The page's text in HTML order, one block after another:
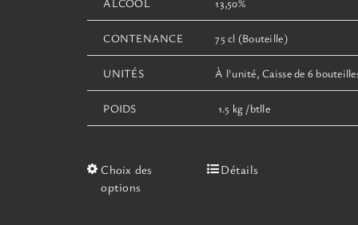
CONTENANCE 75 cl (Bouteille)
UNITÉS À l'unité, Caisse de 6
POIDS 1.5 kg /btlle
Choix des
options
CeDétails